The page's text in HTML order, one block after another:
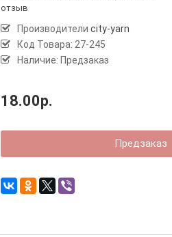
отзыв
Производители city-yarn
Код Товара: 27-245
Наличие: Предзаказ
18.00р.
Предзаказ